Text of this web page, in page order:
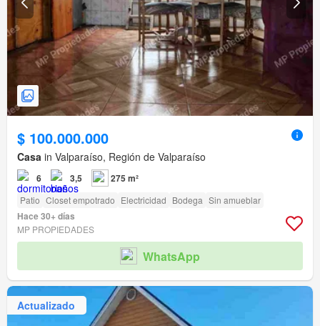
$ 100.000.000
Casa in Valparaíso, Región de Valparaíso
6 3,5 275 m²
Patio Closet empotrado Electricidad Bodega Sin amueblar
Hace 30+ días
MP PROPIEDADES
WhatsApp
Actualizado